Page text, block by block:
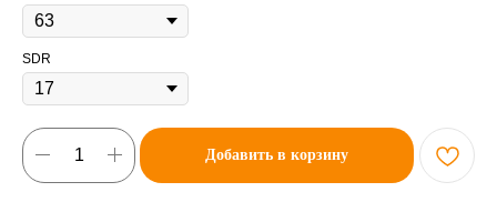
SDR
Добавить в корзину